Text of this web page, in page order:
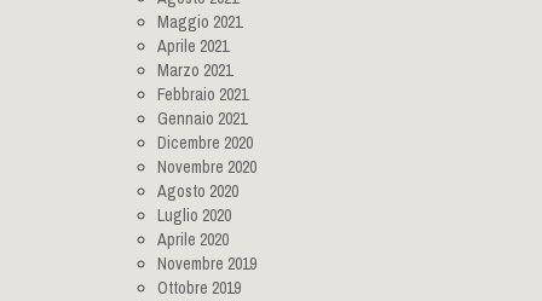
Maggio 2021
Aprile 2021
Marzo 2021
Febbraio 2021
Gennaio 2021
Dicembre 2020
Novembre 2020
Agosto 2020
Luglio 2020
Aprile 2020
Novembre 2019
Ottobre 2019